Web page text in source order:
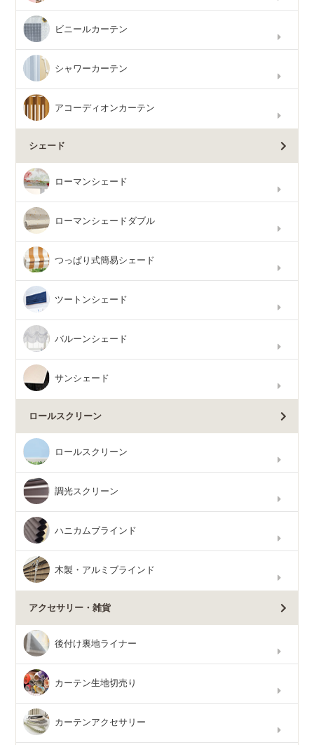
ビニールカーテン
シャワーカーテン
アコーディオンカーテン
シェード
ローマンシェード
ローマンシェードダブル
つっぱり式簡易シェード
ツートンシェード
バルーンシェード
サンシェード
ロールスクリーン
ロールスクリーン
調光スクリーン
ハニカムブラインド
木製・アルミブラインド
アクセサリー・雑貨
後付け裏地ライナー
カーテン生地切売り
カーテンアクセサリー